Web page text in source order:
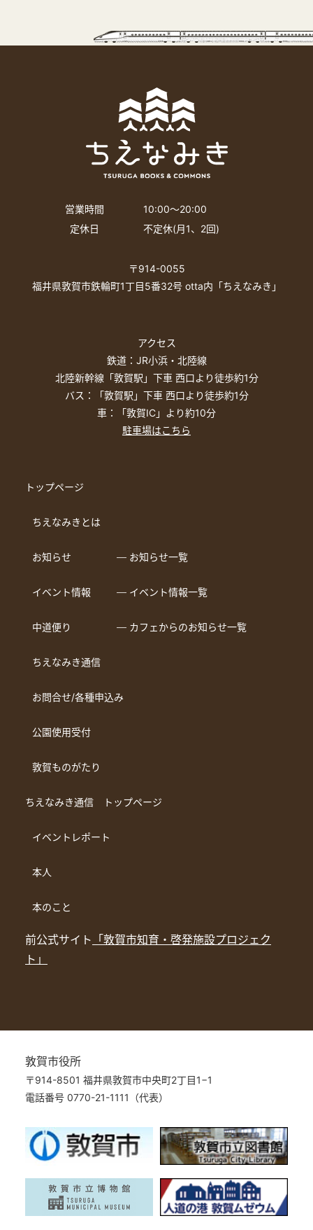
営業時間
10:00〜20:00
定休日
不定休(月1、2回)
〒914-0055
福井県敦賀市鉄輪町1丁目5番32号 otta内「ちえなみき」
アクセス
鉄道：JR小浜・北陸線
北陸新幹線「敦賀駅」下車 西口より徒歩約1分
バス：「敦賀駅」下車 西口より徒歩約1分
車：「敦賀IC」より約10分
駐車場はこちら
トップページ
ちえなみきとは
お知らせ ― お知らせ一覧
イベント情報 ― イベント情報一覧
中道便り ― カフェからのお知らせ一覧
ちえなみき通信
お問合せ/各種申込み
公園使用受付
敦賀ものがたり
ちえなみき通信 トップページ
イベントレポート
本人
本のこと
前公式サイト 「敦賀市知育・啓発施設プロジェク
ト」
敦賀市役所
〒914-8501 福井県敦賀市中央町2丁目1−1
電話番号 0770-21-1111（代表）